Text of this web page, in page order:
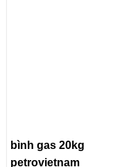
bình gas 20kg
petrovietnam